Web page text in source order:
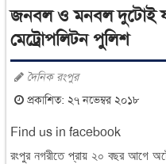
জনবল ও মনবল দুটোই
মেট্রোপলিটন পুলিশ
দৈনিক রংপুর
প্রকাশিত: ২৭ নভেম্বর ২০১৮
Find us in facebook
রংপুর নগরীতে প্রায় ২০ বছর আগে